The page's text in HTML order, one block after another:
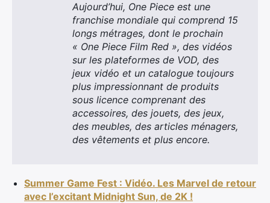
Aujourd’hui, One Piece est une
franchise mondiale qui comprend 15
longs métrages, dont le prochain
« One Piece Film Red », des vidéos
sur les plateformes de VOD, des
jeux vidéo et un catalogue toujours
plus impressionnant de produits
sous licence comprenant des
accessoires, des jouets, des jeux,
des meubles, des articles ménagers,
des vêtements et plus encore.
Summer Game Fest : Vidéo. Les Marvel de retour
avec l’excitant Midnight Sun, de 2K !